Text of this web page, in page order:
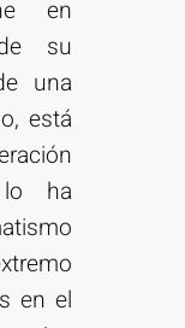
en
su
una
está
ha
en el